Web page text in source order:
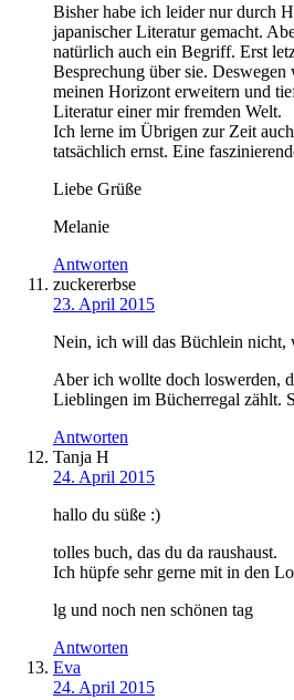
Bisher habe ich leider nur durch
japanischer Literatur gemacht.
natürlich auch ein Begriff. Erst
Besprechung über sie. Deswegen
meinen Horizont erweitern und
Literatur einer mir fremden Welt.
Ich lerne im Übrigen zur Zeit
tatsächlich ernst. Eine
Liebe Grüße
Melanie
Antworten
zuckererbse
23. April 2015
Nein, ich will das Büchlein nicht,
Aber ich wollte doch loswerden,
Lieblingen im Bücherregal zählt.
Antworten
Tanja H
24. April 2015
hallo du süße :)
tolles buch, das du da raushaust.
Ich hüpfe sehr gerne mit in den
lg und noch nen schönen tag
Antworten
Eva
24. April 2015